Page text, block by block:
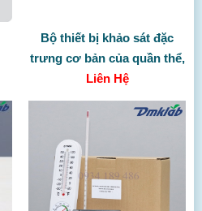
Bộ thiết bị khảo sát đặc
trưng cơ bản của quần thể,
quần xã (Không gồm
TBDC)
Liên Hệ